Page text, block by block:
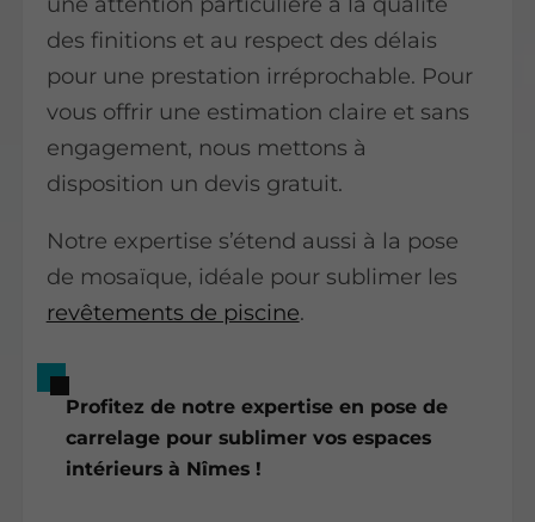
des finitions et au respect des délais
pour une prestation irréprochable. Pour
vous offrir une estimation claire et sans
engagement, nous mettons à
disposition un devis gratuit.
Notre expertise s’étend aussi à la pose
de mosaïque, idéale pour sublimer les
revêtements de piscine.
Profitez de notre expertise en pose de
carrelage pour sublimer vos espaces
intérieurs à Nîmes !